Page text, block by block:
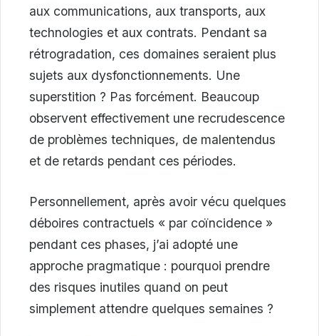
aux communications, aux transports, aux
technologies et aux contrats. Pendant sa
rétrogradation, ces domaines seraient plus
sujets aux dysfonctionnements. Une
superstition ? Pas forcément. Beaucoup
observent effectivement une recrudescence
de problèmes techniques, de malentendus
et de retards pendant ces périodes.
Personnellement, après avoir vécu quelques
déboires contractuels « par coïncidence »
pendant ces phases, j’ai adopté une
approche pragmatique : pourquoi prendre
des risques inutiles quand on peut
simplement attendre quelques semaines ?